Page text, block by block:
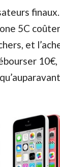
finaux.
5C
et
10€,